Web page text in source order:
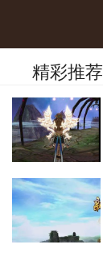
精彩推荐